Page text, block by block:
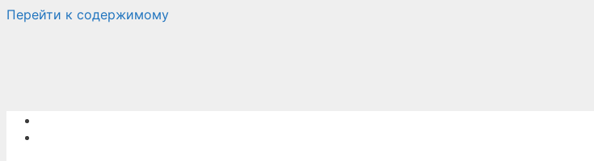
Перейти к содержимому